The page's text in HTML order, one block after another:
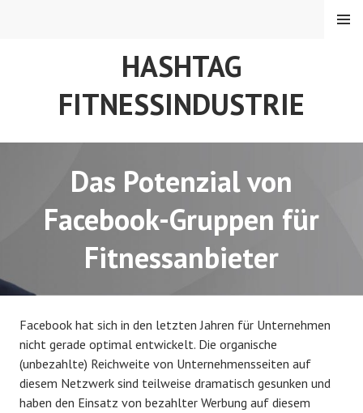
HASHTAG
FITNESSINDUSTRIE
MENÜ
Das Potenzial von
Facebook-Gruppen für
Fitnessanbieter
Facebook hat sich in den letzten Jahren für Unternehmen
nicht gerade optimal entwickelt. Die organische
(unbezahlte) Reichweite von Unternehmensseiten auf
diesem Netzwerk sind teilweise dramatisch gesunken und
haben den Einsatz von bezahlter Werbung auf diesem